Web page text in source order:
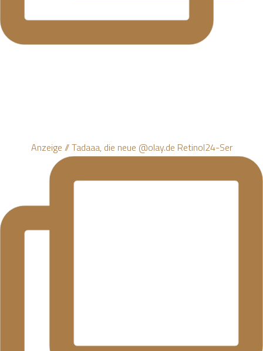
Anzeige // Tadaaa, die neue @olay.de Retinol24-Ser